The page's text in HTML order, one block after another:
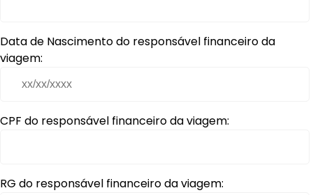
Data de Nascimento do responsável financeiro da
viagem:
CPF do responsável financeiro da viagem:
RG do responsável financeiro da viagem: